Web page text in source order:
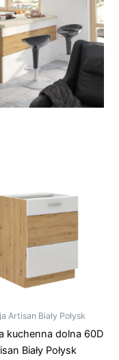
Artisan Biały Połysk
kuchenna dolna 60D
Biały Połysk